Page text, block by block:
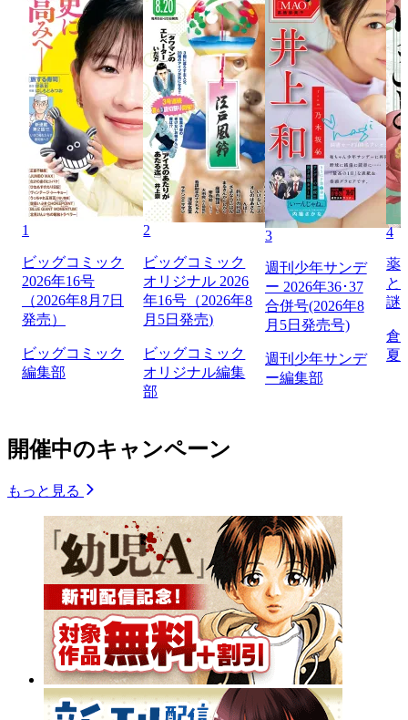
1
ビッグコミック
2026年16号
（2026年8月7日
発売）
ビッグコミック
編集部
2
ビッグコミック
オリジナル 2026
年16号（2026年8
月5日発売)
ビッグコミック
オリジナル編集
部
3
週刊少年サンデ
ー 2026年36･37
合併号(2026年8
月5日発売号)
週刊少年サンデ
ー編集部
4
薬
と
謎
倉
夏
開催中のキャンペーン
もっと見る